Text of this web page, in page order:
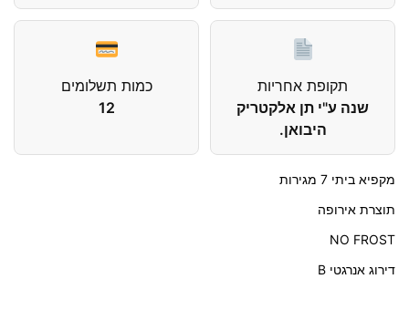
תקופת אחריות
שנה ע"י תן אלקטריק
היבואן.
כמות תשלומים
12
מקפיא ביתי 7 מגירות
תוצרת אירופה
NO FROST
דירוג אנרגטי B